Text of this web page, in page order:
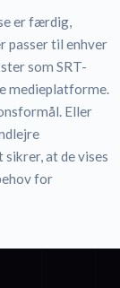
er færdig,
passer til enhver
som SRT-
medieplatforme.
Eller
at de vises
for